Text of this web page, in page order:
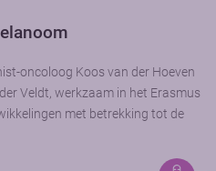
oncoloog Koos van der Hoeven
Veldt, werkzaam in het Erasmus
met betrekking tot de